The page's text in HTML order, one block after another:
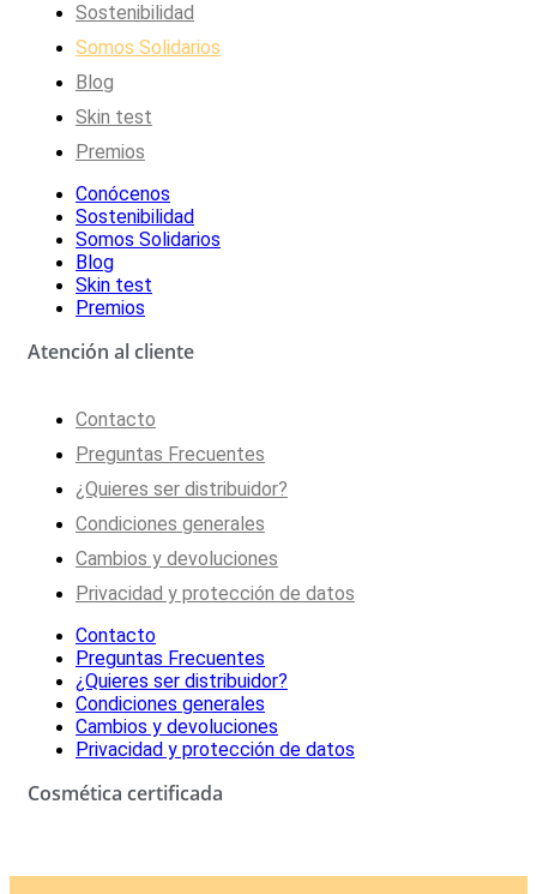
Sostenibilidad
Somos Solidarios
Blog
Skin test
Premios
Conócenos
Sostenibilidad
Somos Solidarios
Blog
Skin test
Premios
Atención al cliente
Contacto
Preguntas Frecuentes
¿Quieres ser distribuidor?
Condiciones generales
Cambios y devoluciones
Privacidad y protección de datos
Contacto
Preguntas Frecuentes
¿Quieres ser distribuidor?
Condiciones generales
Cambios y devoluciones
Privacidad y protección de datos
Cosmética certificada